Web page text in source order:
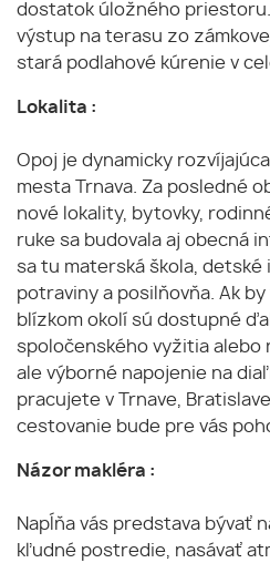
dostatok úložného
výstup na terasu zo
stará podlahové kúrenie v
Lokalita :
Opoj je dynamicky
mesta Trnava. Za posledné
nové lokality, bytovky,
ruke sa budovala aj obecná
sa tu materská škola, detské
potraviny a posilňovňa. Ak
blízkom okolí sú dostupné
spoločenského vyžitia alebo
ale výborné napojenie na
pracujete v Trnave,
cestovanie bude pre vás
Názor makléra :
Napĺňa vás predstava bývať
kľudné postredie, nasávať